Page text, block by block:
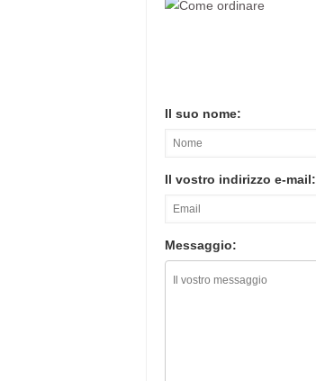
Il suo nome:
Il vostro indirizzo e-mail:
Messaggio: